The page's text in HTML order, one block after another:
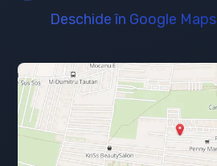
Deschide în Google Maps